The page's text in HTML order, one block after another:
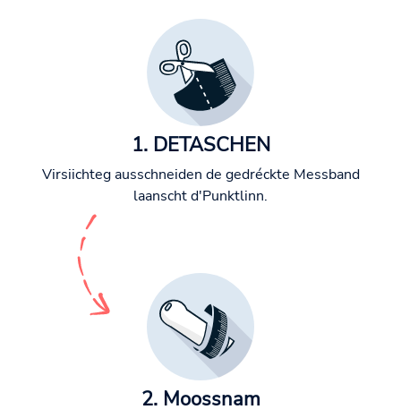
1. DETASCHEN
Virsiichteg ausschneiden de gedréckte Messband
laanscht d'Punktlinn.
2. Moossnam